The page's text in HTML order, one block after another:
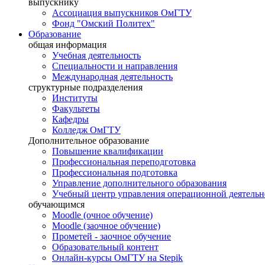
выпускнику
Ассоциация выпускников ОмГТУ
Фонд "Омский Политех"
Образование
общая информация
Учебная деятельность
Специальности и направления
Международная деятельность
структурные подразделения
Институты
Факультеты
Кафедры
Колледж ОмГТУ
Дополнительное образование
Повышение квалификации
Профессиональная переподготовка
Профессиональная подготовка
Управление дополнительного образования
Учебный центр управления операционной
обучающимся
Moodle (очное обучение)
Moodle (заочное обучение)
Прометей - заочное обучение
Образовательный контент
Онлайн-курсы ОмГТУ на Stepik